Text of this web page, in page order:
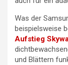
Was der
beispielsweise
Aufstieg
und Blättern